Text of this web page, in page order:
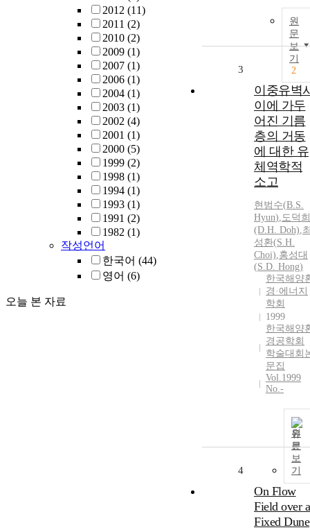
2012 (11)
2011 (2)
2010 (2)
2009 (1)
2007 (1)
2006 (1)
2004 (1)
2003 (1)
2002 (4)
2001 (1)
2000 (5)
1999 (2)
1998 (1)
1994 (1)
1993 (1)
1991 (2)
1982 (1)
작성언어
한국어 (44)
영어 (6)
오늘 본 자료
원
문
보
기
2
3
이중유벽
이에 가두
어진 기름
층의 거동
에 대한 유
체역학적
소고
현범수(B.S.
Hyun),도덕희
(D.H. Doh),
성환(S.H.
Choi),홍성대
(S.D. Hong)
한국해양
경·에너지
학회
1999
한국해양
경공학회
학술대회
문집
Vol.1999
No.-
원
문
보
기
4
On Flow
Field over a
Fixed Dune